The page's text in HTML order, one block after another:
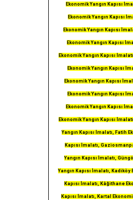
Ekonomik Yangın Kapısı
Ekonomik Yangın Kapısı
Ekonomik Yangın Kapısı
Ekonomik Yangın Kapısı
Ekonomik Yangın Kapısı
Ekonomik Yangın Kapısı
Ekonomik Yangın Kapısı
Ekonomik Yangın Kapısı
Ekonomik Yangın Kapısı
Ekonomik Yangın Kapısı
Yangın Kapısı İmalatı, Fatih
Kapısı İmalatı,
Yangın Kapısı İmalatı,
Yangın Kapısı İmalatı, Kadiköy
Kapısı İmalatı, Kâğithane
Kapısı İmalatı, Kartal